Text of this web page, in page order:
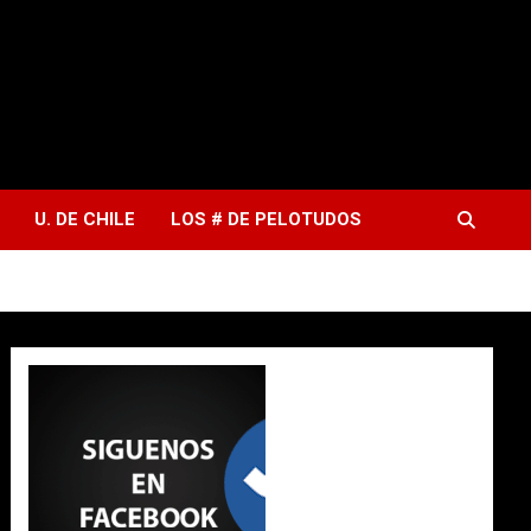
U. DE CHILE LOS # DE PELOTUDOS